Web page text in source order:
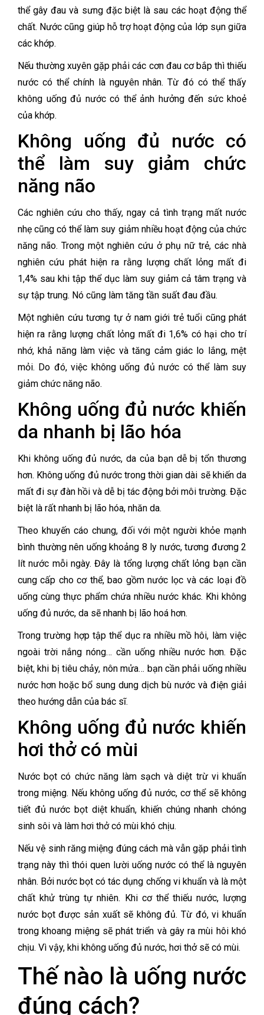
thể gây đau và sưng đặc biệt là sau các hoạt động thể
chất. Nước cũng giúp hỗ trợ hoạt động của lớp sụn giữa
các khớp.
Nếu thường xuyên gặp phải các cơn đau cơ bắp thì thiếu
nước có thể chính là nguyên nhân. Từ đó có thể thấy
không uống đủ nước có thể ảnh hưởng đến sức khoẻ
của khớp.
Không uống đủ nước có
thể làm suy giảm chức
năng não
Các nghiên cứu cho thấy, ngay cả tình trạng mất nước
nhẹ cũng có thể làm suy giảm nhiều hoạt động của chức
năng não. Trong một nghiên cứu ở phụ nữ trẻ, các nhà
nghiên cứu phát hiện ra rằng lượng chất lỏng mất đi
1,4% sau khi tập thể dục làm suy giảm cả tâm trạng và
sự tập trung. Nó cũng làm tăng tần suất đau đầu.
Một nghiên cứu tương tự ở nam giới trẻ tuổi cũng phát
hiện ra rằng lượng chất lỏng mất đi 1,6% có hại cho trí
nhớ, khả năng làm việc và tăng cảm giác lo lắng, mệt
mỏi. Do đó, việc không uống đủ nước có thể làm suy
giảm chức năng não.
Không uống đủ nước khiến
da nhanh bị lão hóa
Khi không uống đủ nước, da của bạn dễ bị tổn thương
hơn. Không uống đủ nước trong thời gian dài sẽ khiến da
mất đi sự đàn hồi và dễ bị tác động bởi môi trường. Đặc
biệt là rất nhanh bị lão hóa, nhăn da.
Theo khuyến cáo chung, đối với một người khỏe mạnh
bình thường nên uống khoảng 8 ly nước, tương đương 2
lít nước mỗi ngày. Đây là tổng lượng chất lỏng bạn cần
cung cấp cho cơ thể, bao gồm nước lọc và các loại đồ
uống cùng thực phẩm chứa nhiều nước khác. Khi không
uống đủ nước, da sẽ nhanh bị lão hoá hơn.
Trong trường hợp tập thể dục ra nhiều mồ hôi, làm việc
ngoài trời nắng nóng… cần uống nhiều nước hơn. Đặc
biệt, khi bị tiêu chảy, nôn mửa… bạn cần phải uống nhiều
nước hơn hoặc bổ sung dung dịch bù nước và điện giải
theo hướng dẫn của bác sĩ.
Không uống đủ nước khiến
hơi thở có mùi
Nước bọt có chức năng làm sạch và diệt trừ vi khuẩn
trong miệng. Nếu không uống đủ nước, cơ thể sẽ không
tiết đủ nước bọt diệt khuẩn, khiến chúng nhanh chóng
sinh sôi và làm hơi thở có mùi khó chịu.
Nếu vệ sinh răng miệng đúng cách mà vẫn gặp phải tình
trạng này thì thói quen lười uống nước có thể là nguyên
nhân. Bởi nước bọt có tác dụng chống vi khuẩn và là một
chất khử trùng tự nhiên. Khi cơ thể thiếu nước, lượng
nước bọt được sản xuất sẽ không đủ. Từ đó, vi khuẩn
trong khoang miệng sẽ phát triển và gây ra mùi hôi khó
chịu. Vì vậy, khi không uống đủ nước, hơi thở sẽ có mùi.
Thế nào là uống nước
đúng cách?